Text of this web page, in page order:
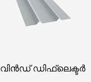
വിൻഡ് ഡിഫ്ലെക്ടർ